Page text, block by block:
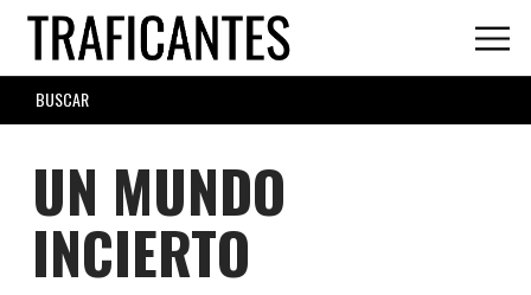
Skip
main
content
SEARCH
FORM
UN MUNDO
INCIERTO